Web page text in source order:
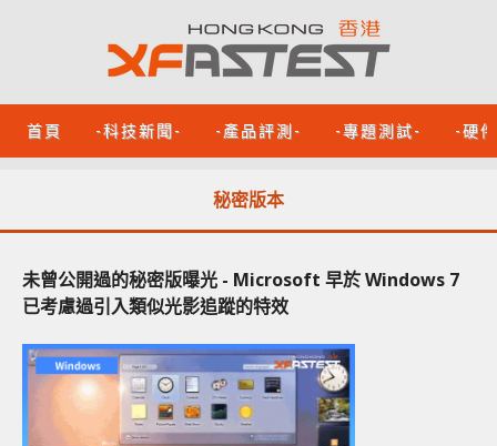
首頁 -科技新聞- -產品評測- -專題測試- -硬
秘密版本
未曾公開過的秘密版曝光 - Microsoft 早於 Windows 7
已考慮過引入類似光影追蹤的特效